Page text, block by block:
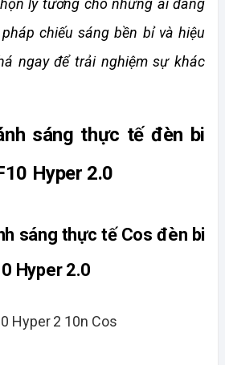
lý tưởng cho những ai đang
chiếu sáng bền bỉ và hiệu
ngay để trải nghiệm sự khác
sáng thực tế đèn bi
Hyper 2.0
sáng thực tế Cos đèn bi
Hyper 2.0